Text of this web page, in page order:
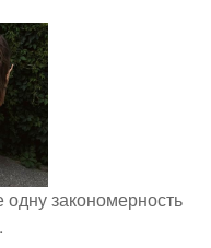
закономерность